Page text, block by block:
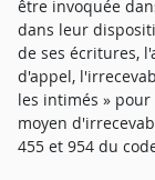
être invoquée
dans leur
de ses écritures,
d'appel,
les intimés »
moyen
455 et 954 du